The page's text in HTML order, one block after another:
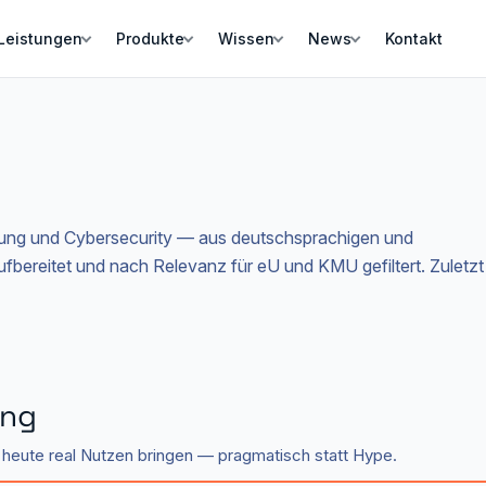
Produkte Wissen News Kontakt
und Cybersecurity — aus deutschsprachigen und
und nach Relevanz für eU und KMU gefiltert. Zuletzt
real Nutzen bringen — pragmatisch statt Hype.